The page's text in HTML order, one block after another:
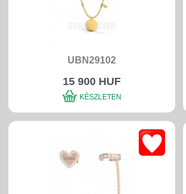
UBN29102
15 900 HUF
KÉSZLETEN